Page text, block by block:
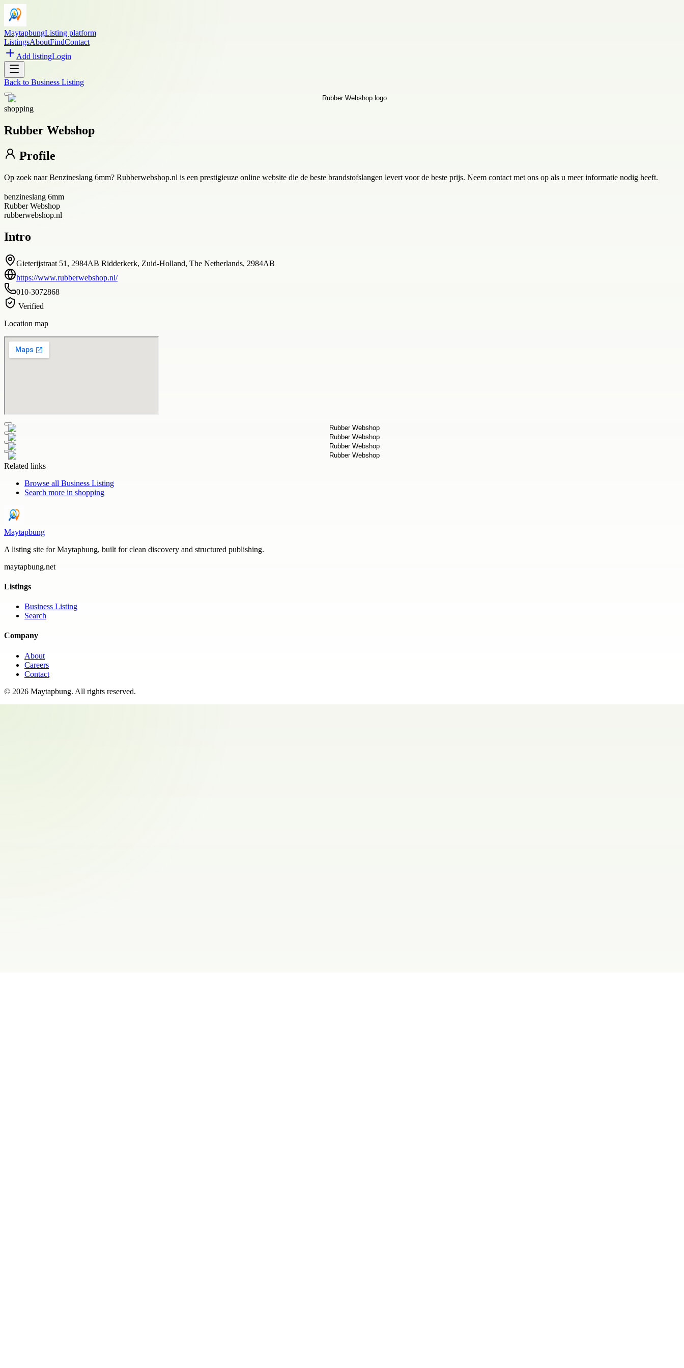
MaytapbungListing platform
ListingsAboutFindContact
Add listingLogin
Back to Business Listing
shopping
Rubber Webshop
Profile
Op zoek naar Benzineslang 6mm? Rubberwebshop.nl is een prestigieuze online website die de beste brandstofslangen levert voor de beste prijs. Neem contact met ons op als u meer informatie nodig heeft.
benzineslang 6mm
Rubber Webshop
rubberwebshop.nl
Intro
Gieterijstraat 51, 2984AB Ridderkerk, Zuid-Holland, The Netherlands, 2984AB
https://www.rubberwebshop.nl/
010-3072868
Verified
Location map
Related links
Browse all Business Listing
Search more in shopping
Maytapbung
A listing site for Maytapbung, built for clean discovery and structured publishing.
maytapbung.net
Listings
Business Listing
Search
Company
About
Careers
Contact
© 2026 Maytapbung. All rights reserved.